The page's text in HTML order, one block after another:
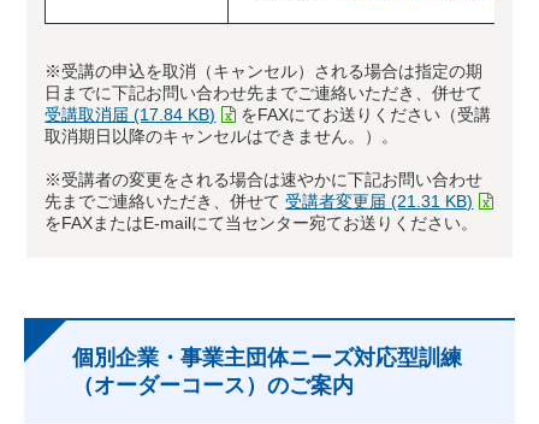
※受講の申込を取消（キャンセル）される場合は指定の期
日までに下記お問い合わせ先までご連絡いただき、併せて
受講取消届 (17.84 KB)
をFAXにてお送りください（受講
取消期日以降のキャンセルはできません。）。
※受講者の変更をされる場合は速やかに下記お問い合わせ
先までご連絡いただき、併せて 受講者変更届 (21.31 KB)
をFAXまたはE-mailにて当センター宛てお送りください。
個別企業・事業主団体ニーズ対応型訓練
（オーダーコース）のご案内